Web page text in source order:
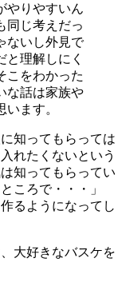
やりやすいん
同じ考えだっ
ないし外見で
と理解しにく
こをわかった
な話は家族や
ます。
知ってもらっては
れたくないという
知ってもらってい
ころで・・・」
るようになってし
大好きなバスケを